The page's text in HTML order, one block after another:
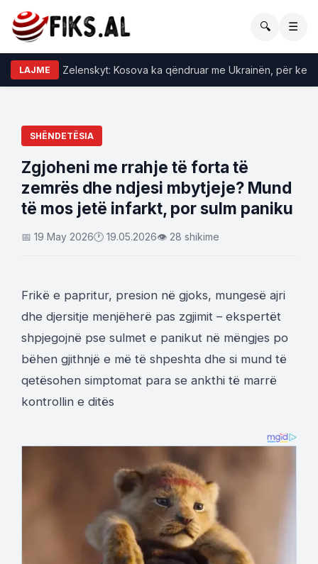
🔍 ☰
LAJME
i reagon Zelenskyt: Kosova ka qëndruar me Ukrainën, për
SHËNDETËSIA
Zgjoheni me rrahje të forta të
zemrës dhe ndjesi mbytjeje? Mund
të mos jetë infarkt, por sulm paniku
📅 19 May 2026🕐 19.05.2026👁 28 shikime
Frikë e papritur, presion në gjoks, mungesë ajri
dhe djersitje menjëherë pas zgjimit – ekspertët
shpjegojnë pse sulmet e panikut në mëngjes po
bëhen gjithnjë e më të shpeshta dhe si mund të
qetësohen simptomat para se ankthi të marrë
kontrollin e ditës